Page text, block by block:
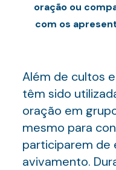
oração ou
com os
Além de cultos
têm sido
oração em
mesmo para
participarem de
avivamento.